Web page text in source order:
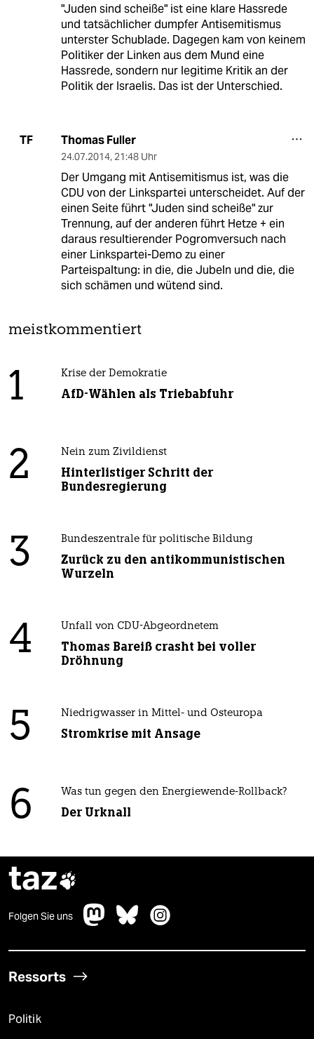
"Juden sind scheiße" ist eine klare Hassrede
und tatsächlicher dumpfer Antisemitismus
unterster Schublade. Dagegen kam von keinem
Politiker der Linken aus dem Mund eine
Hassrede, sondern nur legitime Kritik an der
Politik der Israelis. Das ist der Unterschied.
TF Thomas Fuller
24.07.2014, 21:48 Uhr
Der Umgang mit Antisemitismus ist, was die
CDU von der Linkspartei unterscheidet. Auf der
einen Seite führt "Juden sind scheiße" zur
Trennung, auf der anderen führt Hetze + ein
daraus resultierender Pogromversuch nach
einer Linkspartei-Demo zu einer
Parteispaltung: in die, die Jubeln und die, die
sich schämen und wütend sind.
meistkommentiert
1 Krise der Demokratie
AfD-Wählen als Triebabfuhr
2 Nein zum Zivildienst
Hinterlistiger Schritt der
Bundesregierung
3 Bundeszentrale für politische Bildung
Zurück zu den antikommunistischen
Wurzeln
4 Unfall von CDU-Abgeordnetem
Thomas Bareiß crasht bei voller
Dröhnung
5 Niedrigwasser in Mittel- und Osteuropa
Stromkrise mit Ansage
6 Was tun gegen den Energiewende-Rollback?
Der Urknall
taz
Folgen Sie uns
Ressorts
Politik